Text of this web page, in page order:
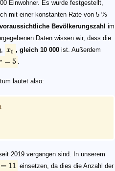
Einwohner. Es wurde festgestellt,
mit einer konstanten Rate von 5 %
voraussichtliche Bevölkerungszahl im
Daten wissen wir, dass die
x0 , gleich 10 000 ist. Außerdem
= 5 .
lautet also:
t
2019 vergangen sind. In unserem
= 11 einsetzen, da dies die Anzahl der